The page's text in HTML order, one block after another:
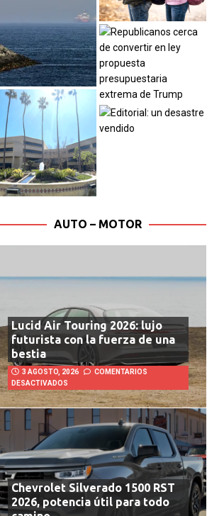
AUTO – MOTOR
Lucid Air Touring 2026: lujo
futurista con la fuerza de una
bestia
3 AGOSTO, 2026
COMENTARIOS
DESACTIVADOS
Chevrolet Silverado 1500 RST
2026, potencia útil para todo